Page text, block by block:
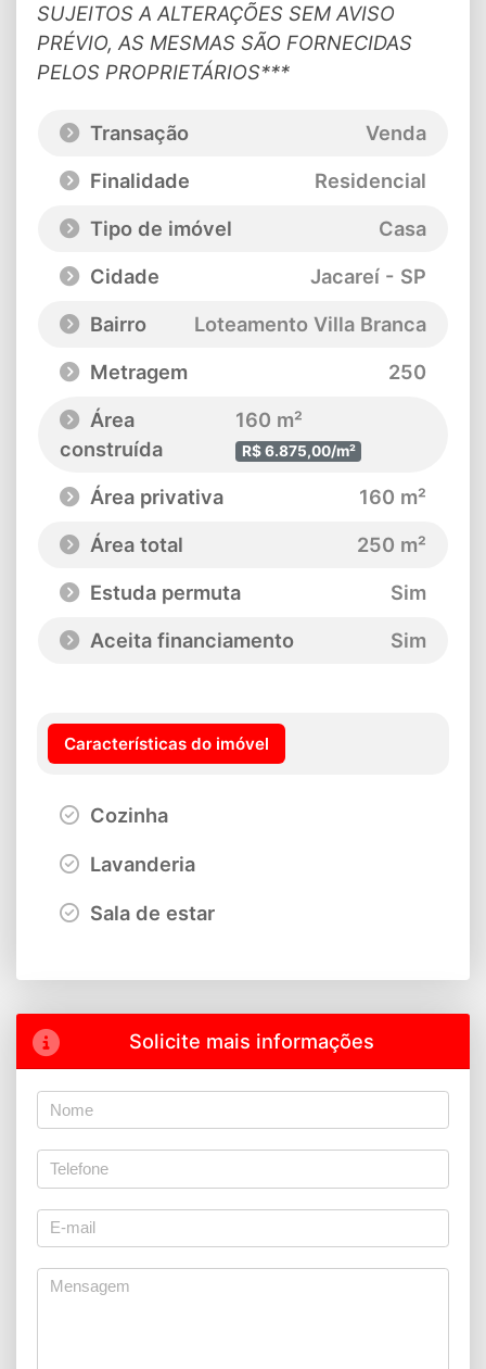
SUJEITOS A ALTERAÇÕES SEM AVISO
PRÉVIO, AS MESMAS SÃO FORNECIDAS
PELOS PROPRIETÁRIOS***
Transação
Venda
Finalidade
Residencial
Tipo de imóvel
Casa
Cidade
Jacareí - SP
Bairro
Loteamento Villa Branca
Metragem
250
Área
construída
160 m²
R$ 6.875,00/m²
Área privativa
160 m²
Área total
250 m²
Estuda permuta
Sim
Aceita financiamento
Sim
Características do imóvel
Cozinha
Lavanderia
Sala de estar
Solicite mais informações